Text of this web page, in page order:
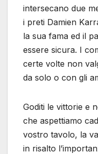
intersecano due
i preti Damien
la sua fama ed il
essere sicura. I
certe volte non
da solo o con gli
Goditi le vittorie e
che aspettiamo
vostro tavolo, la
in risalto